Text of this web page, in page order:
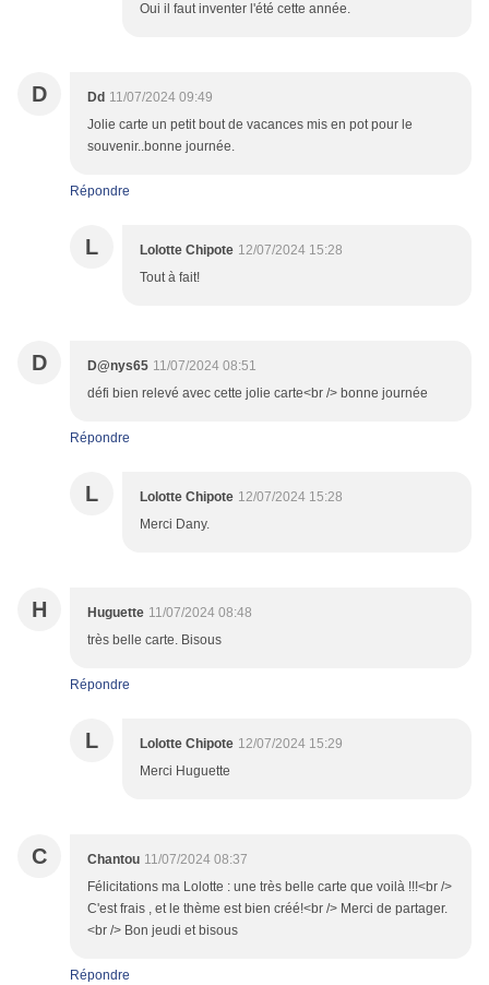
Oui il faut inventer l'été cette année.
D Dd 11/07/2024 09:49
Jolie carte un petit bout de vacances mis en pot pour le
souvenir..bonne journée.
Répondre
L Lolotte Chipote 12/07/2024 15:28
Tout à fait!
D D@nys65 11/07/2024 08:51
défi bien relevé avec cette jolie carte<br /> bonne journée
Répondre
L Lolotte Chipote 12/07/2024 15:28
Merci Dany.
H Huguette 11/07/2024 08:48
très belle carte. Bisous
Répondre
L Lolotte Chipote 12/07/2024 15:29
Merci Huguette
C Chantou 11/07/2024 08:37
Félicitations ma Lolotte : une très belle carte que voilà !!!<br />
C'est frais , et le thème est bien créé!<br /> Merci de partager.
<br /> Bon jeudi et bisous
Répondre